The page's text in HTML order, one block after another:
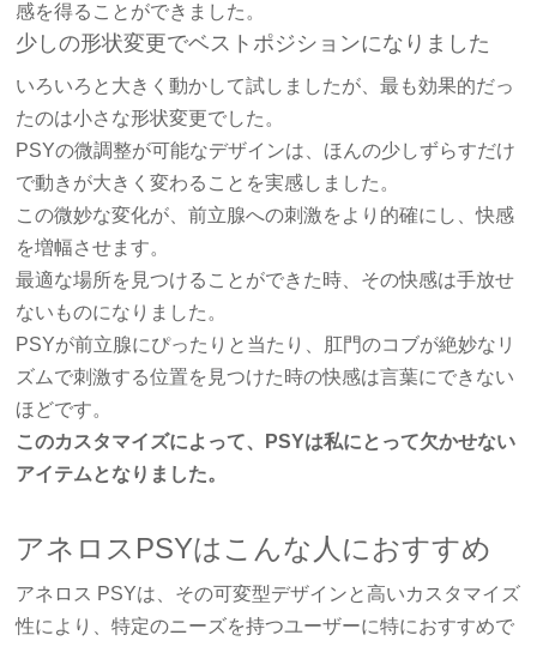
感を得ることができました。
少しの形状変更でベストポジションになりました
いろいろと大きく動かして試しましたが、最も効果的だっ
たのは小さな形状変更でした。
PSYの微調整が可能なデザインは、ほんの少しずらすだけ
で動きが大きく変わることを実感しました。
この微妙な変化が、前立腺への刺激をより的確にし、快感
を増幅させます。
最適な場所を見つけることができた時、その快感は手放せ
ないものになりました。
PSYが前立腺にぴったりと当たり、肛門のコブが絶妙なリ
ズムで刺激する位置を見つけた時の快感は言葉にできない
ほどです。
このカスタマイズによって、PSYは私にとって欠かせない
アイテムとなりました。
アネロスPSYはこんな人におすすめ
アネロス PSYは、その可変型デザインと高いカスタマイズ
性により、特定のニーズを持つユーザーに特におすすめで